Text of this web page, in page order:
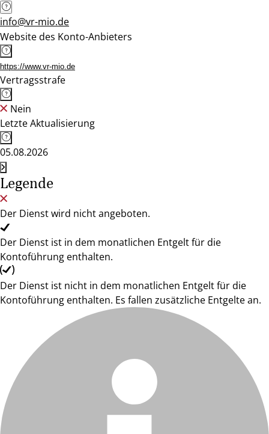
info@vr-mio.de
Website des Konto-Anbieters
https://www.vr-mio.de
Vertragsstrafe
Nein
Letzte Aktualisierung
05.08.2026
Legende
Der Dienst wird nicht angeboten.
Der Dienst ist in dem monatlichen Entgelt für die
Kontoführung enthalten.
Der Dienst ist nicht in dem monatlichen Entgelt für die
Kontoführung enthalten. Es fallen zusätzliche Entgelte an.